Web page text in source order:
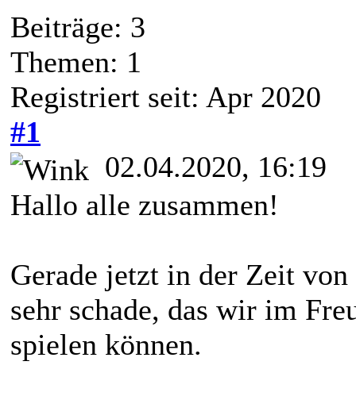
Beiträge: 3
Themen: 1
Registriert seit: Apr 2020
#1
02.04.2020, 16:19
Hallo alle zusammen!
Gerade jetzt in der Zeit
sehr schade, das wir im
spielen können.